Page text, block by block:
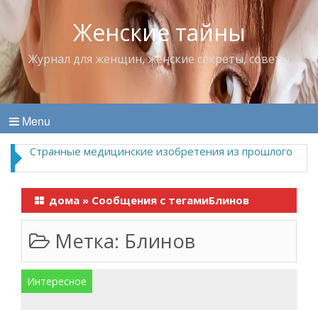
Женские тайны
Журнал для женщин, женские секреты, советы
Menu
Странные медицинские изобретения из прошлого
дома » Сообщения с тегамиБлинов
Метка: Блинов
Интересное